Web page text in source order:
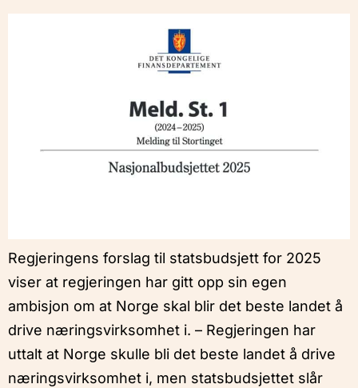
Regjeringens forslag til statsbudsjett for 2025
viser at regjeringen har gitt opp sin egen
ambisjon om at Norge skal blir det beste landet å
drive næringsvirksomhet i. – Regjeringen har
uttalt at Norge skulle bli det beste landet å drive
næringsvirksomhet i, men statsbudsjettet slår